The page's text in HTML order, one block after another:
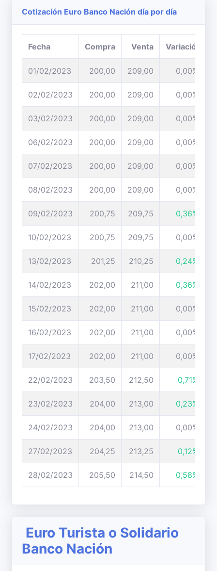
Cotización Euro Banco Nación día por día
Fecha Compra Venta Variación
01/02/2023 200,00 209,00 0,00%
02/02/2023 200,00 209,00 0,00%
03/02/2023 200,00 209,00 0,00%
06/02/2023 200,00 209,00 0,00%
07/02/2023 200,00 209,00 0,00%
08/02/2023 200,00 209,00 0,00%
09/02/2023 200,75 209,75 0,36%
10/02/2023 200,75 209,75 0,00%
13/02/2023 201,25 210,25 0,24%
14/02/2023 202,00 211,00 0,36%
15/02/2023 202,00 211,00 0,00%
16/02/2023 202,00 211,00 0,00%
17/02/2023 202,00 211,00 0,00%
22/02/2023 203,50 212,50 0,71%
23/02/2023 204,00 213,00 0,23%
24/02/2023 204,00 213,00 0,00%
27/02/2023 204,25 213,25 0,12%
28/02/2023 205,50 214,50 0,58%
Euro Turista o Solidario
Banco Nación